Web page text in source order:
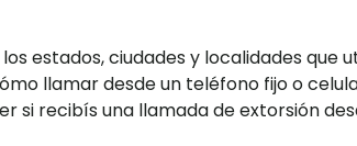
estados, ciudades y localidades que
llamar desde un teléfono fijo o
si recibís una llamada de extorsión